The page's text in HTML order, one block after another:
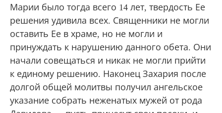
Марии было тогда всего 14 лет, твердость Ее
решения удивила всех. Священники не могли
оставить Ее в храме, но не могли и
принуждать к нарушению данного обета. Они
начали совещаться и никак не могли прийти
к единому решению. Наконец Захария после
долгой общей молитвы получил ангельское
указание собрать неженатых мужей от рода